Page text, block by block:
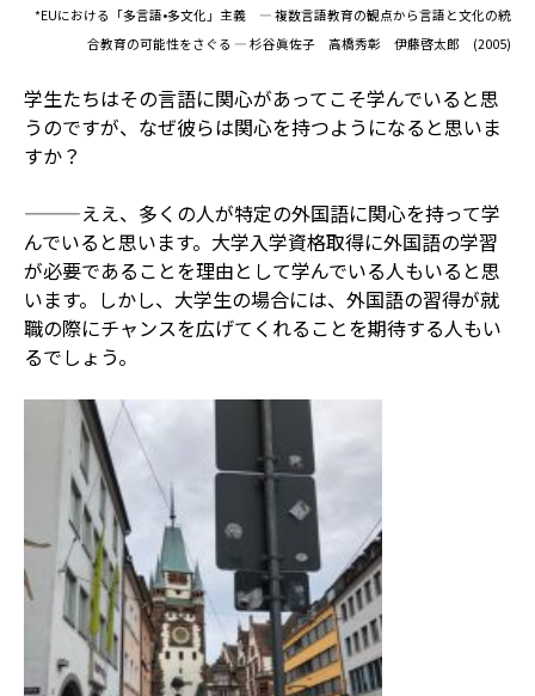
*EUにおける「多言語•多文化」主義 ― 複数言語教育の観点から言語と文化の統
合教育の可能性をさぐる ― 杉谷眞佐子 高橋秀彰 伊藤啓太郎 (2005)
学生たちはその言語に関心があってこそ学んでいると思
うのですが、なぜ彼らは関心を持つようになると思いま
すか？
———ええ、多くの人が特定の外国語に関心を持って学
んでいると思います。大学入学資格取得に外国語の学習
が必要であることを理由として学んでいる人もいると思
います。しかし、大学生の場合には、外国語の習得が就
職の際にチャンスを広げてくれることを期待する人もい
るでしょう。